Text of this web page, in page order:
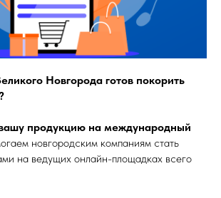
Новгорода готов покорить
продукцию на международный
новгородским компаниям стать
на ведущих онлайн-площадках всего